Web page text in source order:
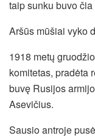
taip sunku buvo
Aršūs mūšiai vyko
1918 metų
komitetas, pradėta
buvę Rusijos
Asevičius.
Sausio antroje